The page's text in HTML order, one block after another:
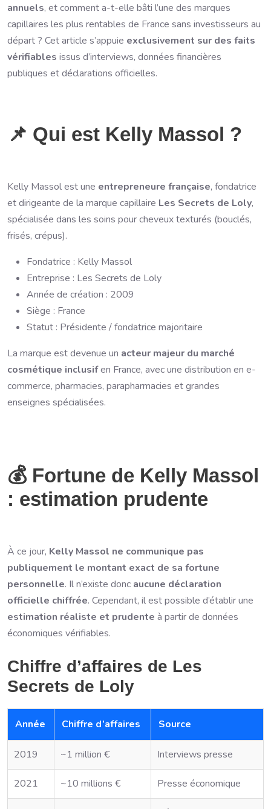
annuels, et comment a-t-elle bâti l’une des marques
capillaires les plus rentables de France sans investisseurs au
départ ? Cet article s’appuie exclusivement sur des faits
vérifiables issus d’interviews, données financières
publiques et déclarations officielles.
📌 Qui est Kelly Massol ?
Kelly Massol est une entrepreneure française, fondatrice
et dirigeante de la marque capillaire Les Secrets de Loly,
spécialisée dans les soins pour cheveux texturés (bouclés,
frisés, crépus).
Fondatrice : Kelly Massol
Entreprise : Les Secrets de Loly
Année de création : 2009
Siège : France
Statut : Présidente / fondatrice majoritaire
La marque est devenue un acteur majeur du marché
cosmétique inclusifen France, avec une distribution en e-
commerce, pharmacies, parapharmacies et grandes
enseignes spécialisées.
💰 Fortune de Kelly Massol
: estimation prudente
À ce jour, Kelly Massol ne communique pas
publiquement le montant exact de sa fortune
personnelle. Il n’existe donc aucune déclaration
officielle chiffrée. Cependant, il est possible d’établir une
estimation réaliste et prudente à partir de données
économiques vérifiables.
Chiffre d’affaires de Les
Secrets de Loly
Année Chiffre d’affaires Source
2019 ~1 million € Interviews presse
2021 ~10 millions € Presse économique